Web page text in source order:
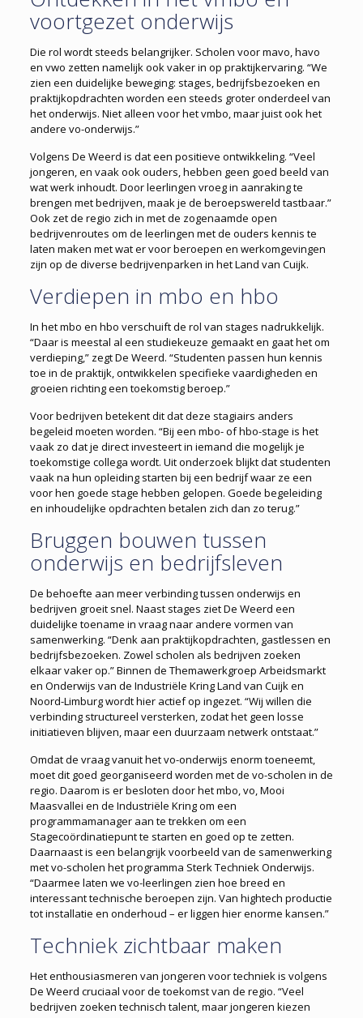
voortgezet onderwijs
Die rol wordt steeds belangrijker. Scholen voor mavo, havo
en vwo zetten namelijk ook vaker in op praktijkervaring. “We
zien een duidelijke beweging: stages, bedrijfsbezoeken en
praktijkopdrachten worden een steeds groter onderdeel van
het onderwijs. Niet alleen voor het vmbo, maar juist ook het
andere vo-onderwijs.”
Volgens De Weerd is dat een positieve ontwikkeling. “Veel
jongeren, en vaak ook ouders, hebben geen goed beeld van
wat werk inhoudt. Door leerlingen vroeg in aanraking te
brengen met bedrijven, maak je de beroepswereld tastbaar.”
Ook zet de regio zich in met de zogenaamde open
bedrijvenroutes om de leerlingen met de ouders kennis te
laten maken met wat er voor beroepen en werkomgevingen
zijn op de diverse bedrijvenparken in het Land van Cuijk.
Verdiepen in mbo en hbo
In het mbo en hbo verschuift de rol van stages nadrukkelijk.
“Daar is meestal al een studiekeuze gemaakt en gaat het om
verdieping,” zegt De Weerd. “Studenten passen hun kennis
toe in de praktijk, ontwikkelen specifieke vaardigheden en
groeien richting een toekomstig beroep.”
Voor bedrijven betekent dit dat deze stagiairs anders
begeleid moeten worden. “Bij een mbo- of hbo-stage is het
vaak zo dat je direct investeert in iemand die mogelijk je
toekomstige collega wordt. Uit onderzoek blijkt dat studenten
vaak na hun opleiding starten bij een bedrijf waar ze een
voor hen goede stage hebben gelopen. Goede begeleiding
en inhoudelijke opdrachten betalen zich dan zo terug.”
Bruggen bouwen tussen
onderwijs en bedrijfsleven
De behoefte aan meer verbinding tussen onderwijs en
bedrijven groeit snel. Naast stages ziet De Weerd een
duidelijke toename in vraag naar andere vormen van
samenwerking. “Denk aan praktijkopdrachten, gastlessen en
bedrijfsbezoeken. Zowel scholen als bedrijven zoeken
elkaar vaker op.” Binnen de Themawerkgroep Arbeidsmarkt
en Onderwijs van de Industriële Kring Land van Cuijk en
Noord-Limburg wordt hier actief op ingezet. “Wij willen die
verbinding structureel versterken, zodat het geen losse
initiatieven blijven, maar een duurzaam netwerk ontstaat.”
Omdat de vraag vanuit het vo-onderwijs enorm toeneemt,
moet dit goed georganiseerd worden met de vo-scholen in de
regio. Daarom is er besloten door het mbo, vo, Mooi
Maasvallei en de Industriële Kring om een
programmamanager aan te trekken om een
Stagecoördinatiepunt te starten en goed op te zetten.
Daarnaast is een belangrijk voorbeeld van de samenwerking
met vo-scholen het programma Sterk Techniek Onderwijs.
“Daarmee laten we vo-leerlingen zien hoe breed en
interessant technische beroepen zijn. Van hightech productie
tot installatie en onderhoud – er liggen hier enorme kansen.”
Techniek zichtbaar maken
Het enthousiasmeren van jongeren voor techniek is volgens
De Weerd cruciaal voor de toekomst van de regio. “Veel
bedrijven zoeken technisch talent, maar jongeren kiezen